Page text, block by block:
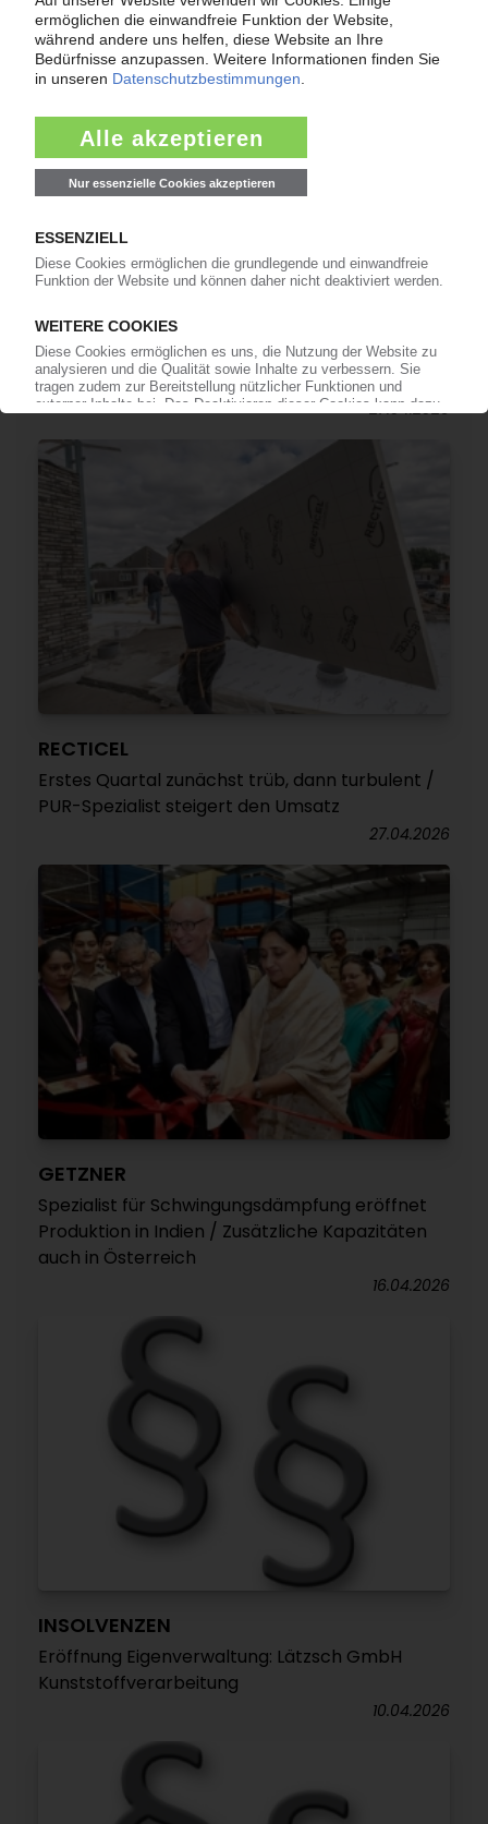
FORVIA
Verkauf der Innenraumsparte an Finanzinvestor
Apollo offenbar kurz vor Abschluss
27.04.2026
RECTICEL
Erstes Quartal zunächst trüb, dann turbulent /
PUR-Spezialist steigert den Umsatz
27.04.2026
GETZNER
Spezialist für Schwingungsdämpfung eröffnet
Produktion in Indien / Zusätzliche Kapazitäten
auch in Österreich
16.04.2026
INSOLVENZEN
Eröffnung Eigenverwaltung: Lätzsch GmbH
Kunststoffverarbeitung
10.04.2026